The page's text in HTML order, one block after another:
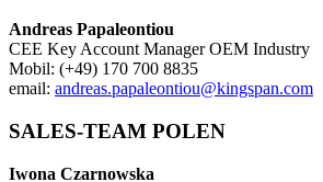
Andreas Papaleontiou
CEE Key Account Manager OEM Industry
Mobil: (+49) 170 700 8835
email: andreas.papaleontiou@kingspan.com
SALES-TEAM POLEN
Iwona Czarnowska